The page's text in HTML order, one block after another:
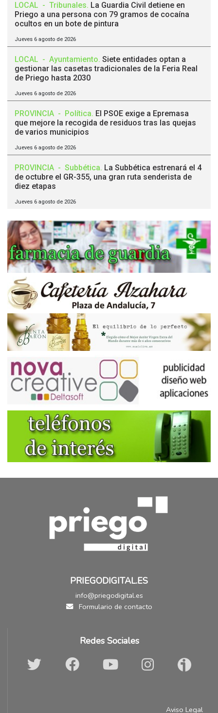
LOCAL - Tribunales. La Guardia Civil detiene en
Priego a una persona con 79 gramos de cocaína
ocultos en un bote de pintura
Jueves 6 agosto de 2026
LOCAL - Ayuntamiento. Siete entidades optan a
gestionar las casetas tradicionales de la Feria Real
de Priego hasta 2030
Jueves 6 agosto de 2026
PROVINCIA - Política. El PSOE exige a Epremasa
que mejore la recogida de residuos tras las quejas
de varios municipios
Jueves 6 agosto de 2026
PROVINCIA - Subbética. La Subbética estrenará el 4
de octubre el GR-355, una gran ruta senderista de
diez etapas
Jueves 6 agosto de 2026
PRIEGODIGITAL.ES
info@priegodigital.es
Formulario de contacto
Redes Sociales
Aviso Legal